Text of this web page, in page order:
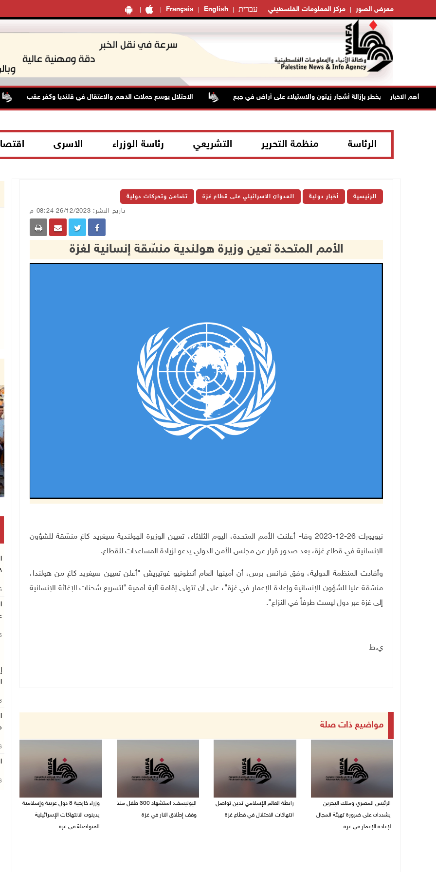
Français English עברית مركز المعلومات الفلسطيني معرض الصور
أهم الاخبار
الاحتلال يخطر بإزالة أشجار زيتون والاستيلاء على أراض في جبع الاحتلال يوسع حملات الدهم والاعتقال في قلنديا وكفر عقب
الرئاسة منظمة التحرير التشريعي رئاسة الوزراء الاسرى
الرئيسية أخبار دولية العدوان الاسرائيلي على قطاع غزة تضامن وتحركات دولية
تاريخ النشر: 26/12/2023 08:24 م
الأمم المتحدة تعين وزيرة هولندية منسّقة إنسانية لغزة
نيويورك 26-12-2023 وفا- أعلنت الأمم المتحدة، اليوم الثلاثاء، تعيين الوزيرة الهولندية سيغريد كاغ منسّقة للشؤون
الإنسانية في قطاع غزة، بعد صدور قرار عن مجلس الأمن الدولي يدعو لزيادة المساعدات للقطاع.
وأفادت المنظمة الدولية، وفق فرانس برس، أن أمينها العام أنطونيو غوتيريش "أعلن تعيين سيغريد كاغ من هولندا،
منسّقة عليا للشؤون الإنسانية وإعادة الإعمار في غزة"، على أن تتولى إقامة آلية أممية "لتسريع شحنات الإغاثة الإنسانية
إلى غزة عبر دول ليست طرفاً في النزاع".
ـــــــ
ي.ط
مواضيع ذات صلة
الرئيس المصري وملك البحرين
يشددان على ضرورة تهيئة المجال
لإعادة الإعمار في غزة
رابطة العالم الإسلامي تدين تواصل
انتهاكات الاحتلال في قطاع غزة
اليونيسف: استشهاد 300 طفل منذ
وقف إطلاق النار في غزة
وزراء خارجية 8 دول عربية وإسلامية
يدينون الانتهاكات الإسرائيلية
المتواصلة في غزة